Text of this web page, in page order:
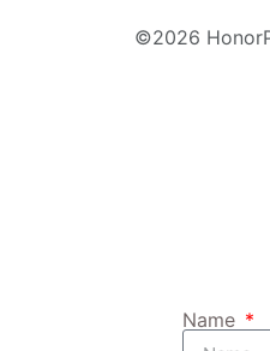
©2026
Name